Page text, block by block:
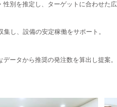
別を推定し、ターゲットに合わせた広
し、設備の安定稼働をサポート。
ータから推奨の発注数を算出し提案。